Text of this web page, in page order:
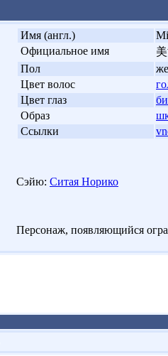
Имя (англ.)
Официальное имя
Пол
Цвет волос
Цвет глаз
Образ
Ссылки
Сэйю: Ситая Норико
Персонаж, появляющийся